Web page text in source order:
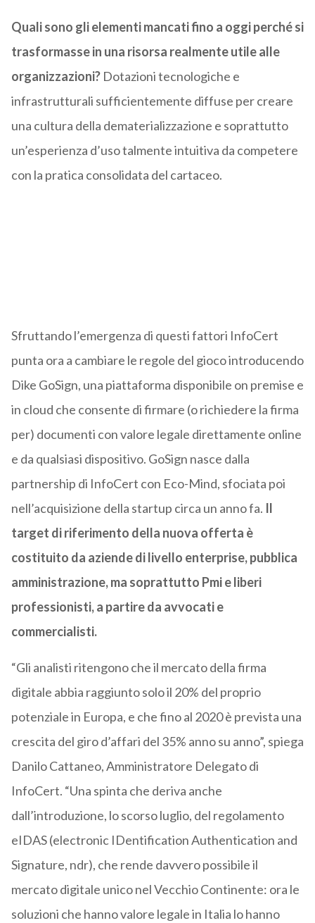
Quali sono gli elementi mancati fino a oggi perché si
trasformasse in una risorsa realmente utile alle
organizzazioni? Dotazioni tecnologiche e
infrastrutturali sufficientemente diffuse per creare
una cultura della dematerializzazione e soprattutto
un’esperienza d’uso talmente intuitiva da competere
con la pratica consolidata del cartaceo.
Sfruttando l’emergenza di questi fattori InfoCert
punta ora a cambiare le regole del gioco introducendo
Dike GoSign, una piattaforma disponibile on premise e
in cloud che consente di firmare (o richiedere la firma
per) documenti con valore legale direttamente online
e da qualsiasi dispositivo. GoSign nasce dalla
partnership di InfoCert con Eco-Mind, sfociata poi
nell’acquisizione della startup circa un anno fa. Il
target di riferimento della nuova offerta è
costituito da aziende di livello enterprise, pubblica
amministrazione, ma soprattutto Pmi e liberi
professionisti, a partire da avvocati e
commercialisti.
“Gli analisti ritengono che il mercato della firma
digitale abbia raggiunto solo il 20% del proprio
potenziale in Europa, e che fino al 2020 è prevista una
crescita del giro d’affari del 35% anno su anno”, spiega
Danilo Cattaneo, Amministratore Delegato di
InfoCert. “Una spinta che deriva anche
dall’introduzione, lo scorso luglio, del regolamento
eIDAS (electronic IDentification Authentication and
Signature, ndr), che rende davvero possibile il
mercato digitale unico nel Vecchio Continente: ora le
soluzioni che hanno valore legale in Italia lo hanno